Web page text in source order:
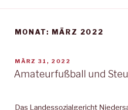
MONAT: MÄRZ 2022
VERÖFFENTLICHT
AM
MÄRZ 31, 2022
Amateurfußball und
Das Landessozialgericht